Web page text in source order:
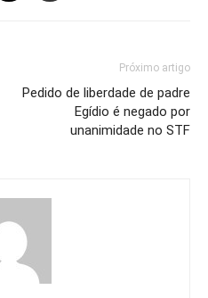
Próximo artigo
Pedido de liberdade de padre
Egídio é negado por
unanimidade no STF